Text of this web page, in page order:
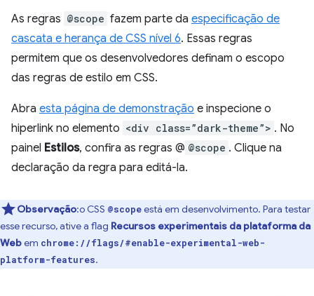
As regras @scope fazem parte da especificação de
cascata e herança de CSS nível 6. Essas regras
permitem que os desenvolvedores definam o escopo
das regras de estilo em CSS.
Abra esta página de demonstração e inspecione o
hiperlink no elemento <div class=”dark-theme”> . No
painel Estilos, confira as regras @ @scope . Clique na
declaração da regra para editá-la.
Observação:o CSS @scopeestá em desenvolvimento. Para testar
esse recurso, ative a flag Recursos experimentais da plataforma da
Webem chrome://flags/#enable-experimental-web-
platform-features.